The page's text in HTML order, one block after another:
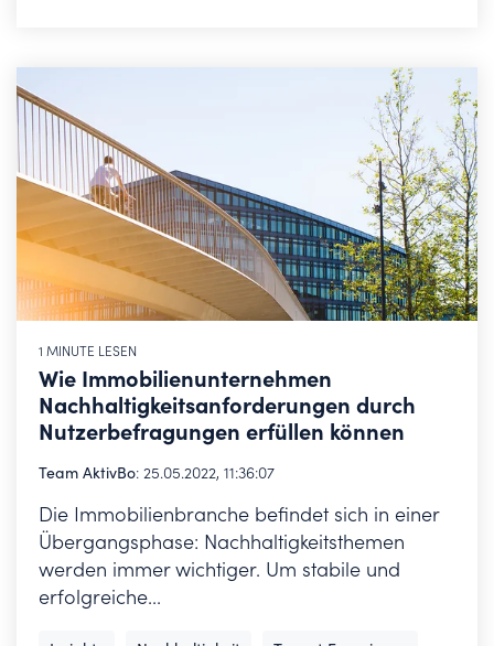
1 MINUTE LESEN
Wie Immobilienunternehmen
Nachhaltigkeitsanforderungen durch
Nutzerbefragungen erfüllen können
Team AktivBo: 25.05.2022, 11:36:07
Die Immobilienbranche befindet sich in einer
Übergangsphase: Nachhaltigkeitsthemen
werden immer wichtiger. Um stabile und
erfolgreiche...